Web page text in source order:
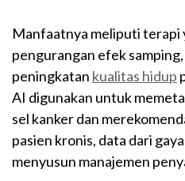
Manfaatnya meliputi terapi
pengurangan efek
peningkatan kualitas hidup
AI digunakan untuk
sel kanker dan
pasien kronis, data dari
menyusun manajemen